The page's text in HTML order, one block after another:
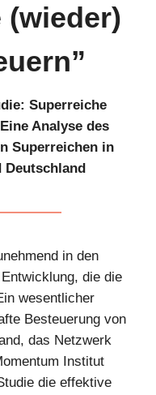
(wieder)
Superreiche
Analyse des
Superreichen in
Deutschland
in den
die die
wesentlicher
Besteuerung von
das Netzwerk
Institut
die effektive